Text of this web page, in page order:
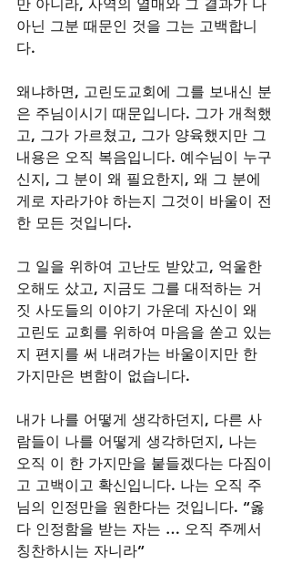
만 아니라, 사역의 열매와 그 결과가 나
아닌 그분 때문인 것을 그는 고백합니
다.
왜냐하면, 고린도교회에 그를 보내신 분
은 주님이시기 때문입니다. 그가 개척했
고, 그가 가르쳤고, 그가 양육했지만 그
내용은 오직 복음입니다. 예수님이 누구
신지, 그 분이 왜 필요한지, 왜 그 분에
게로 자라가야 하는지 그것이 바울이 전
한 모든 것입니다.
그 일을 위하여 고난도 받았고, 억울한
오해도 샀고, 지금도 그를 대적하는 거
짓 사도들의 이야기 가운데 자신이 왜
고린도 교회를 위하여 마음을 쏟고 있는
지 편지를 써 내려가는 바울이지만 한
가지만은 변함이 없습니다.
내가 나를 어떻게 생각하던지, 다른 사
람들이 나를 어떻게 생각하던지, 나는
오직 이 한 가지만을 붙들겠다는 다짐이
고 고백이고 확신입니다. 나는 오직 주
님의 인정만을 원한다는 것입니다. “옳
다 인정함을 받는 자는 … 오직 주께서
칭찬하시는 자니라”